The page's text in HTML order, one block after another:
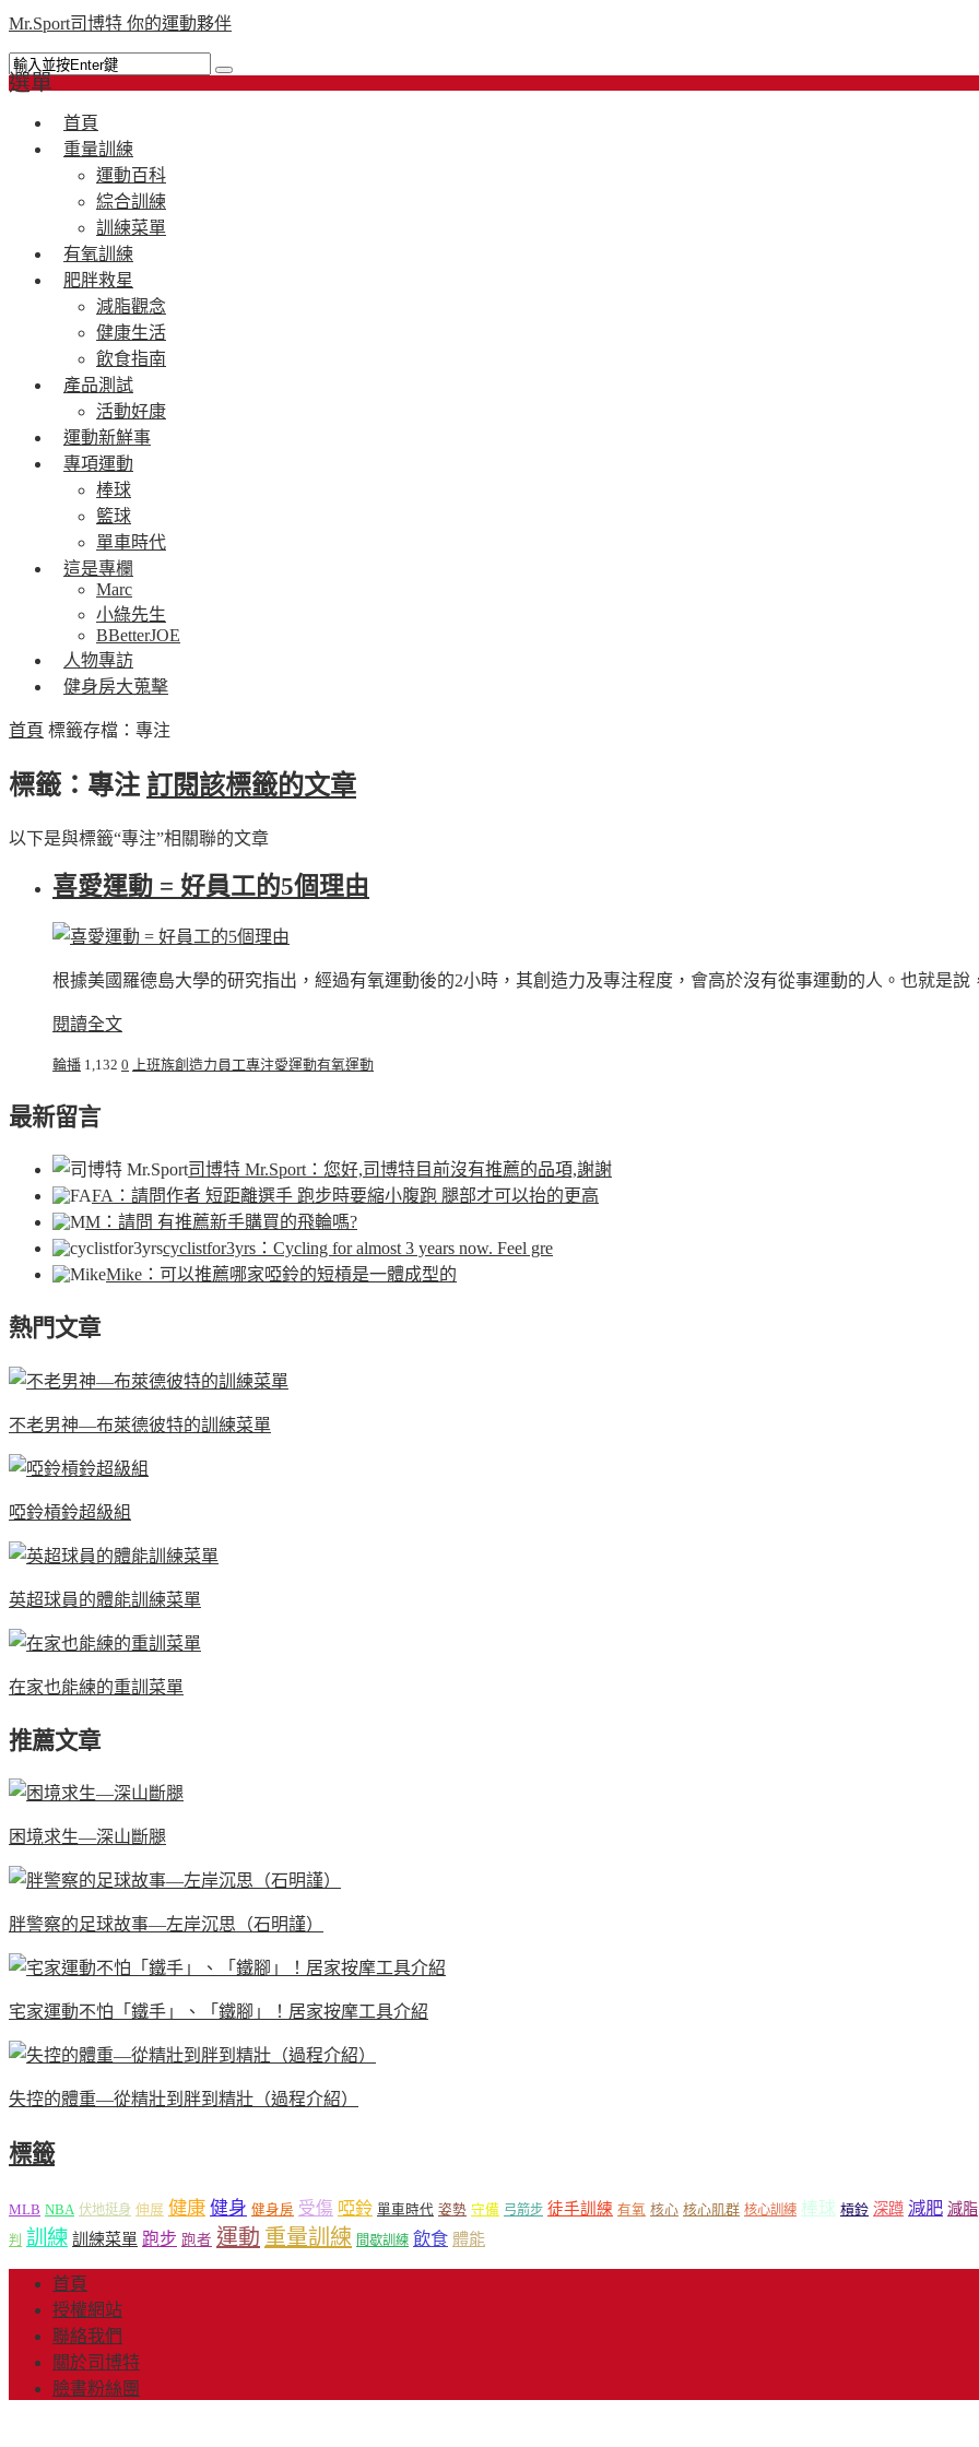
Mr.Sport司博特 你的運動夥伴
選單
首頁
重量訓練
運動百科
綜合訓練
訓練菜單
有氧訓練
肥胖救星
減脂觀念
健康生活
飲食指南
產品測試
活動好康
運動新鮮事
專項運動
棒球
籃球
單車時代
這是專欄
Marc
小綠先生
BBetterJOE
人物專訪
健身房大蒐擊
首頁 標籤存檔：專注
標籤：專注 訂閱該標籤的文章
以下是與標籤“專注”相關聯的文章
喜愛運動 = 好員工的5個理由
根據美國羅德島大學的研究指出，經過有氧運動後的2小時，其創造力及專注程度，會高於沒有從事運動的人。也就是說
閱讀全文
輪播 1,132 0 上班族創造力 員工專注愛運動有氧運動
最新留言
司博特 Mr.Sport ：您好,司博特目前沒有推薦的品項,謝謝
FA ：請問作者 短距離選手 跑步時要縮小腹跑 腿部才可以抬的更高
M ：請問 有推薦新手購買的飛輪嗎?
cyclistfor3yrs ：Cycling for almost 3 years now. Feel gre
Mike ：可以推薦哪家啞鈴的短槓是一體成型的
熱門文章
不老男神—布萊德彼特的訓練菜單
啞鈴槓鈴超級組
英超球員的體能訓練菜單
在家也能練的重訓菜單
推薦文章
困境求生—深山斷腿
胖警察的足球故事—左岸沉思（石明謹）
宅家運動不怕「鐵手」、「鐵腳」！居家按摩工具介紹
失控的體重—從精壯到胖到精壯（過程介紹）
標籤
MLB NBA 伏地挺身 伸展 健康 健身 健身房 受傷 啞鈴 單車時代 姿勢 守備 弓箭步 徒手訓練 有氧 核心 核心肌群 核心訓練 棒球 槓鈴 深蹲 減肥 減脂
判 訓練 訓練菜單 跑步 跑者 運動 重量訓練 間歇訓練 飲食 體能
首頁
授權網站
聯絡我們
關於司博特
臉書粉絲團